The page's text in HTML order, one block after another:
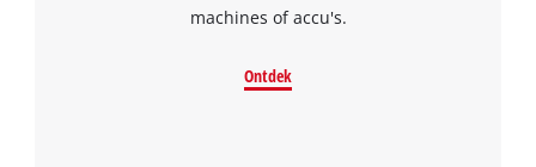
machines of accu's.
Ontdek